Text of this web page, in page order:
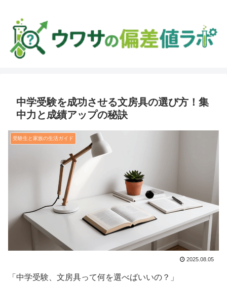
中学受験を成功させる文房具の選び方！集
中力と成績アップの秘訣
受験生と家族の生活ガイド
2025.08.05
「中学受験、文房具って何を選べばいいの？」